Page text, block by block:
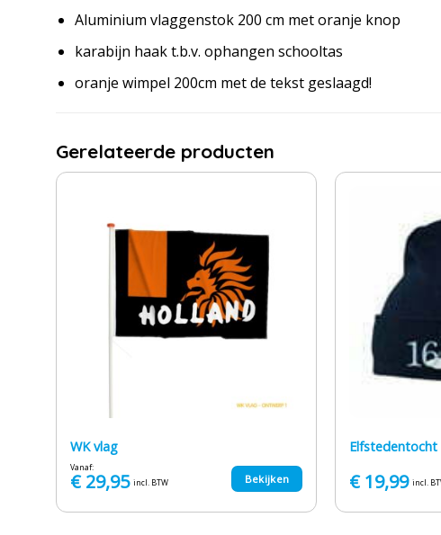
Aluminium vlaggenstok 200 cm met oranje knop
karabijn haak t.b.v. ophangen schooltas
oranje wimpel 200cm met de tekst geslaagd!
Gerelateerde producten
WK vlag
Vanaf:
€29,95 incl. BTW Bekijken €19,99 incl.